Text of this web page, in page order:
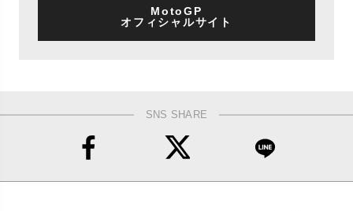
MotoGP
オフィシャルサイト
SNS SHARE